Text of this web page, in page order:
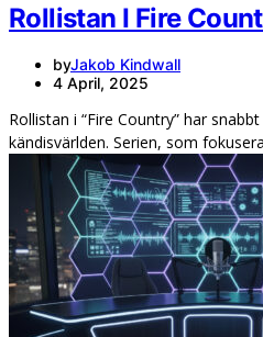
Rollistan I Fire
byJakob Kindwall
4 April, 2025
Rollistan i “Fire Country” har
kändisvärlden. Serien, som